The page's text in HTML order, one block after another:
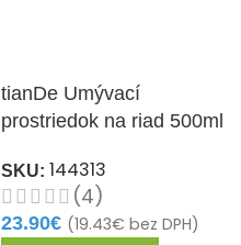
tianDe Umývací
prostriedok na riad 500ml
SKU: 144313
(4)
23.90€ (19.43€ bez DPH)